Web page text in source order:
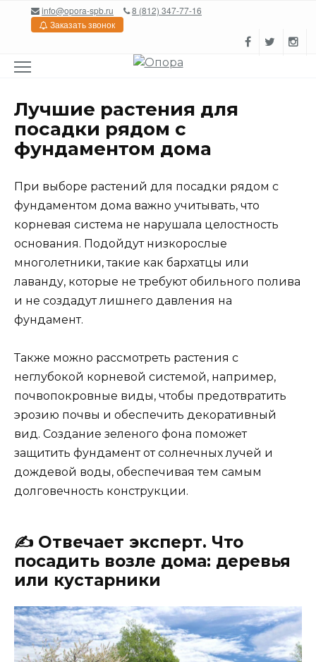
Перейтиinfo@opora-spb.ru
8 (812) 347-77-16
Заказать звонок
Лучшие растения для
посадки рядом с
фундаментом дома
При выборе растений для посадки рядом с
фундаментом дома важно учитывать, что
корневая система не нарушала целостность
основания. Подойдут низкорослые
многолетники, такие как бархатцы или
лаванду, которые не требуют обильного полива
и не создадут лишнего давления на
фундамент.
Также можно рассмотреть растения с
неглубокой корневой системой, например,
почвопокровные виды, чтобы предотвратить
эрозию почвы и обеспечить декоративный
вид. Создание зеленого фона поможет
защитить фундамент от солнечных лучей и
дождевой воды, обеспечивая тем самым
долговечность конструкции.
✍️ Отвечает эксперт. Что
посадить возле дома: деревья
или кустарники